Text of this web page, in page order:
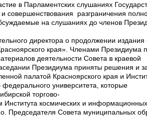
в Парламентских слушаниях
совершенствования разграничения
на слушаниях до членов
директора о продолжении издания
края». Членами Президиума
деятельности Совета в краевой
Президиума приняты решения и
палатой Красноярского края и
университета, которые
торгово-
Института космических и информационных
Председателя Совета муниципальных